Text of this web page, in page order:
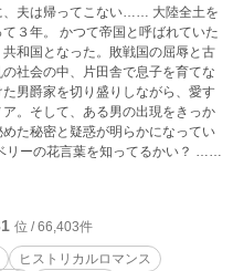
人工知能）が人類の生活を変え
ーがネットワークに繋がった今、戦
くなった。 サイバー戦争は、サイ
社会生活や生命に関わる。 第一次
年後。世界は益々コンピューター
空間の安寧は、世界平和と不可分
本発の第二次サイバー世界大戦を防
が活躍・・・ではなく右往左往す
帰ってこない…… 大陸全土を
呼ばれていた
和国となった。敗戦国の屈辱と古
社会の中、片田舎で息子を育てな
男爵家を切り盛りしながら、愛す
。そして、ある男の出現をきっか
た秘密と疑惑が明らかになってい
※あまり過激な残虐表現、性的表現
と思われるエピソードには末尾に
大陸の恋三部作シリーズ Ver.2と
位 / 66,403件
ヒストリカルロマンス